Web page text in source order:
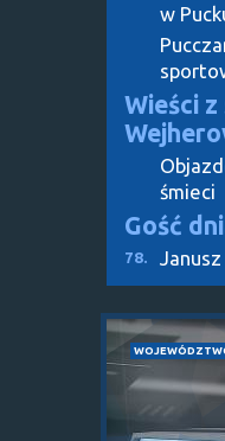
w
Wieści
śmieci
Gość
78.